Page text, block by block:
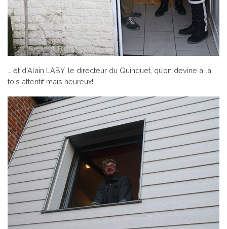
… et d’Alain LABY, le directeur du Quinquet, qu’on devine à la
fois attentif mais heureux!